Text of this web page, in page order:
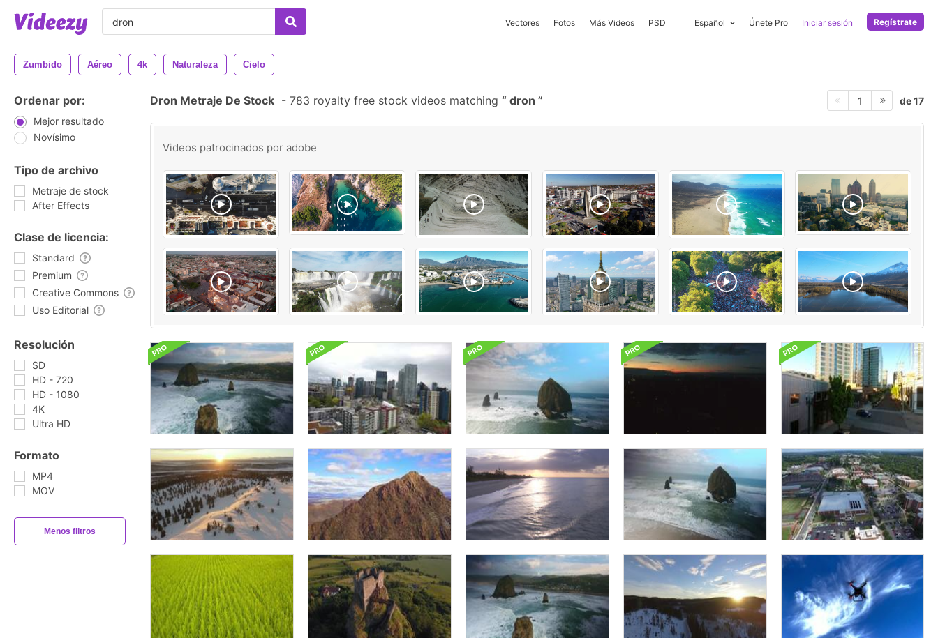
Vectores Fotos Más Videos PSD Español Únete Pro Iniciar sesión Regístrate
Zumbido Aéreo 4k Naturaleza Cielo
Ordenar por:
Mejor resultado
Novísimo
Tipo de archivo
Metraje de stock
After Effects
Clase de licencia:
Standard
Premium
Creative Commons
Uso Editorial
Resolución
SD
HD - 720
HD - 1080
4K
Ultra HD
Formato
MP4
MOV
Menos filtros
Dron Metraje De Stock - 783 royalty free stock videos matching dron 1 de 17
Videos patrocinados por adobe